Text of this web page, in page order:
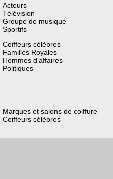
Acteurs
Télévision
Groupe de musique
Sportifs
Coiffeurs célèbres
Familles Royales
Hommes d’affaires
Politiques
Marques et salons de coiffure
Coiffeurs célèbres